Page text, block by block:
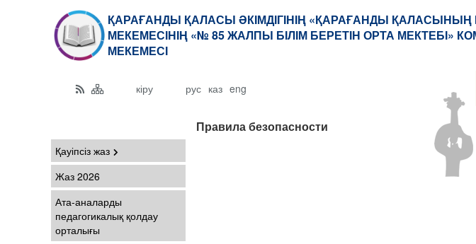
ҚАРАҒАНДЫ ҚАЛАСЫ ӘКІМДІГІНІҢ «ҚАРАҒАНДЫ ҚАЛАСЫНЫҢ
МЕКЕМЕСІНІҢ «№ 85 ЖАЛПЫ БІЛІМ БЕРЕТІН ОРТА МЕКТЕБІ»
МЕКЕМЕСІ
кіру рус каз eng
Қауіпсіз жаз
Жаз 2026
Ата-аналарды
педагогикалық қолдау
орталығы
Правила безопасности